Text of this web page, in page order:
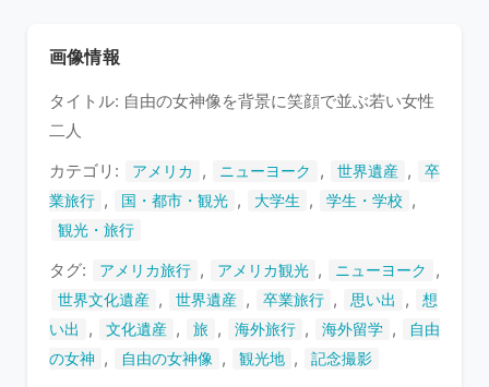
い
す
画像情報
タイトル: 自由の女神像を背景に笑顔で並ぶ若い女性
二人
カテゴリ:
アメリカ , ニューヨーク , 世界遺産 ,
卒
業旅行 , 国・都市・観光 , 大学生 , 学生・学校 ,
観光・旅行
タグ: アメリカ旅行 , アメリカ観光 , ニューヨーク ,
世界文化遺産 , 世界遺産 , 卒業旅行 , 思い出 ,
想
い出
, 文化遺産 , 旅 , 海外旅行 , 海外留学 ,
自由
の女神
, 自由の女神像 , 観光地 , 記念撮影